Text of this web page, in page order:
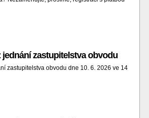
jednání zastupitelstva obvodu
zastupitelstva obvodu dne 10. 6. 2026 ve 14